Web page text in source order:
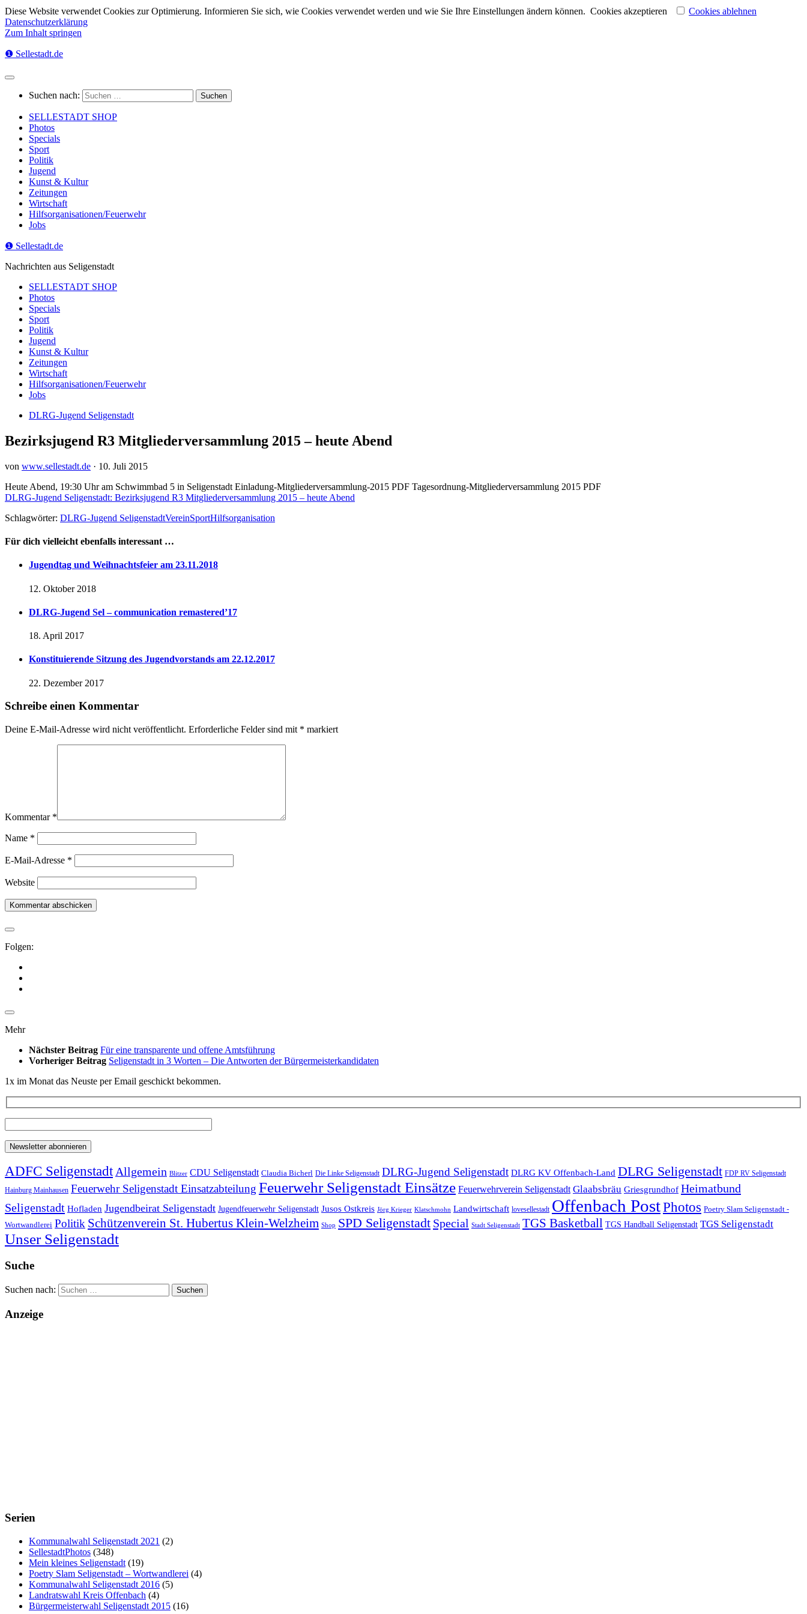
Diese Website verwendet Cookies zur Optimierung. Informieren Sie sich, wie Cookies verwendet werden und wie Sie Ihre Einstellungen ändern können. Cookies akzeptieren
Cookies ablehnen
Datenschutzerklärung
Zum Inhalt springen
❶ Sellestadt.de
Suchen nach:
SELLESTADT SHOP
Photos
Specials
Sport
Politik
Jugend
Kunst & Kultur
Zeitungen
Wirtschaft
Hilfsorganisationen/Feuerwehr
Jobs
❶ Sellestadt.de
Nachrichten aus Seligenstadt
SELLESTADT SHOP
Photos
Specials
Sport
Politik
Jugend
Kunst & Kultur
Zeitungen
Wirtschaft
Hilfsorganisationen/Feuerwehr
Jobs
DLRG-Jugend Seligenstadt
Bezirksjugend R3 Mitgliederversammlung 2015 – heute Abend
von www.sellestadt.de · 10. Juli 2015
Heute Abend, 19:30 Uhr am Schwimmbad 5 in Seligenstadt Einladung-Mitgliederversammlung-2015 PDF Tagesordnung-Mitgliederversammlung 2015 PDF
DLRG-Jugend Seligenstadt: Bezirksjugend R3 Mitgliederversammlung 2015 – heute Abend
Schlagwörter: DLRG-Jugend SeligenstadtVereinSportHilfsorganisation
Für dich vielleicht ebenfalls interessant …
Jugendtag und Weihnachtsfeier am 23.11.2018
12. Oktober 2018
DLRG-Jugend Sel – communication remastered’17
18. April 2017
Konstituierende Sitzung des Jugendvorstands am 22.12.2017
22. Dezember 2017
Schreibe einen Kommentar
Deine E-Mail-Adresse wird nicht veröffentlicht. Erforderliche Felder sind mit * markiert
Kommentar *
Name *
E-Mail-Adresse *
Website
Folgen:
Mehr
Nächster Beitrag Für eine transparente und offene Amtsführung
Vorheriger Beitrag Seligenstadt in 3 Worten – Die Antworten der Bürgermeisterkandidaten
1x im Monat das Neuste per Email geschickt bekommen.
ADFC SeligenstadtAllgemein Blitzer CDU Seligenstadt Claudia Bicherl Die Linke Seligenstadt DLRG-Jugend Seligenstadt DLRG KV Offenbach-Land DLRG Seligenstadt FDP RV Seligenstadt
Hainburg Mainhausen Feuerwehr Seligenstadt Einsatzabteilung Feuerwehr Seligenstadt Einsätze Feuerwehrverein Seligenstadt Glaabsbräu Griesgrundhof Heimatbund
Seligenstadt Hofladen Jugendbeirat Seligenstadt Jugendfeuerwehr Seligenstadt Jusos Ostkreis Jörg Krieger Klatschmohn Landwirtschaft lovesellestadt Offenbach PostPhotos Poetry Slam Seligenstadt -
Wortwandlerei Politik Schützenverein St. Hubertus Klein-Welzheim Shop SPD Seligenstadt Special Stadt Seligenstadt TGS Basketball TGS Handball Seligenstadt TGS Seligenstadt
Unser Seligenstadt
Suche
Suchen nach:
Anzeige
Serien
Kommunalwahl Seligenstadt 2021 (2)
SellestadtPhotos (348)
Mein kleines Seligenstadt (19)
Poetry Slam Seligenstadt – Wortwandlerei (4)
Kommunalwahl Seligenstadt 2016 (5)
Landratswahl Kreis Offenbach (4)
Bürgermeisterwahl Seligenstadt 2015 (16)